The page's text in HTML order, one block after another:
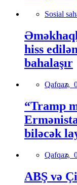
Sosial
hiss
bahalaşır
Qafqaz,
“Tramp
biləcək
Qafqaz,
ABŞ və